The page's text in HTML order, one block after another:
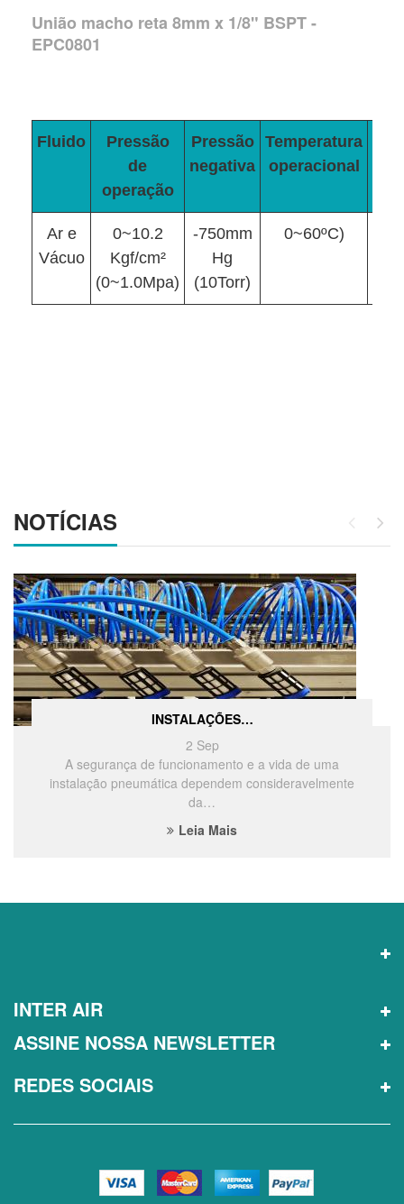
União macho reta 8mm x 1/8" BSPT -
EPC0801
Fluido
Pressão
de
operação
Pressão
negativa
Temperatura
operacional
Ar e
Vácuo
0~10.2
Kgf/cm²
(0~1.0Mpa)
-750mm
Hg
(10Torr)
0~60ºC)
NOTÍCIAS
INSTALAÇÕES…
2 Sep
A segurança de funcionamento e a vida de uma
instalação pneumática dependem consideravelmente
da…
Leia Mais
INTER AIR
ASSINE NOSSA NEWSLETTER
REDES SOCIAIS